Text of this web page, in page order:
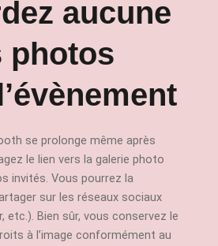
aucune
photos
se prolonge même après
le lien vers la galerie photo
invités. Vous pourrez la
sur les réseaux sociaux
etc.). Bien sûr, vous conservez le
à l’image conformément au